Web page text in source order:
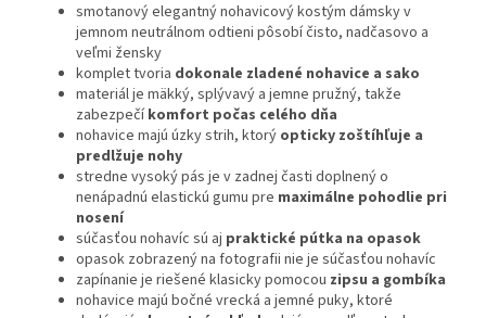
smotanový elegantný nohavicový kostým dámsky v
jemnom neutrálnom odtieni pôsobí čisto, nadčasovo a
veľmi žensky
komplet tvoria dokonale zladené nohavice a sako
materiál je mäkký, splývavý a jemne pružný, takže
zabezpečíkomfort počas celého dňa
nohavice majú úzky strih, ktorý opticky zoštíhľuje a
predlžuje nohy
stredne vysoký pás je v zadnej časti doplnený o
nenápadnú elastickú gumu pre maximálne pohodlie pri
nosení
súčasťou nohavíc sú aj praktické pútka na opasok
opasok zobrazený na fotografii nie je súčasťou nohavíc
zapínanie je riešené klasicky pomocou zipsu a gombíka
nohavice majú bočné vrecká a jemné puky, ktoré